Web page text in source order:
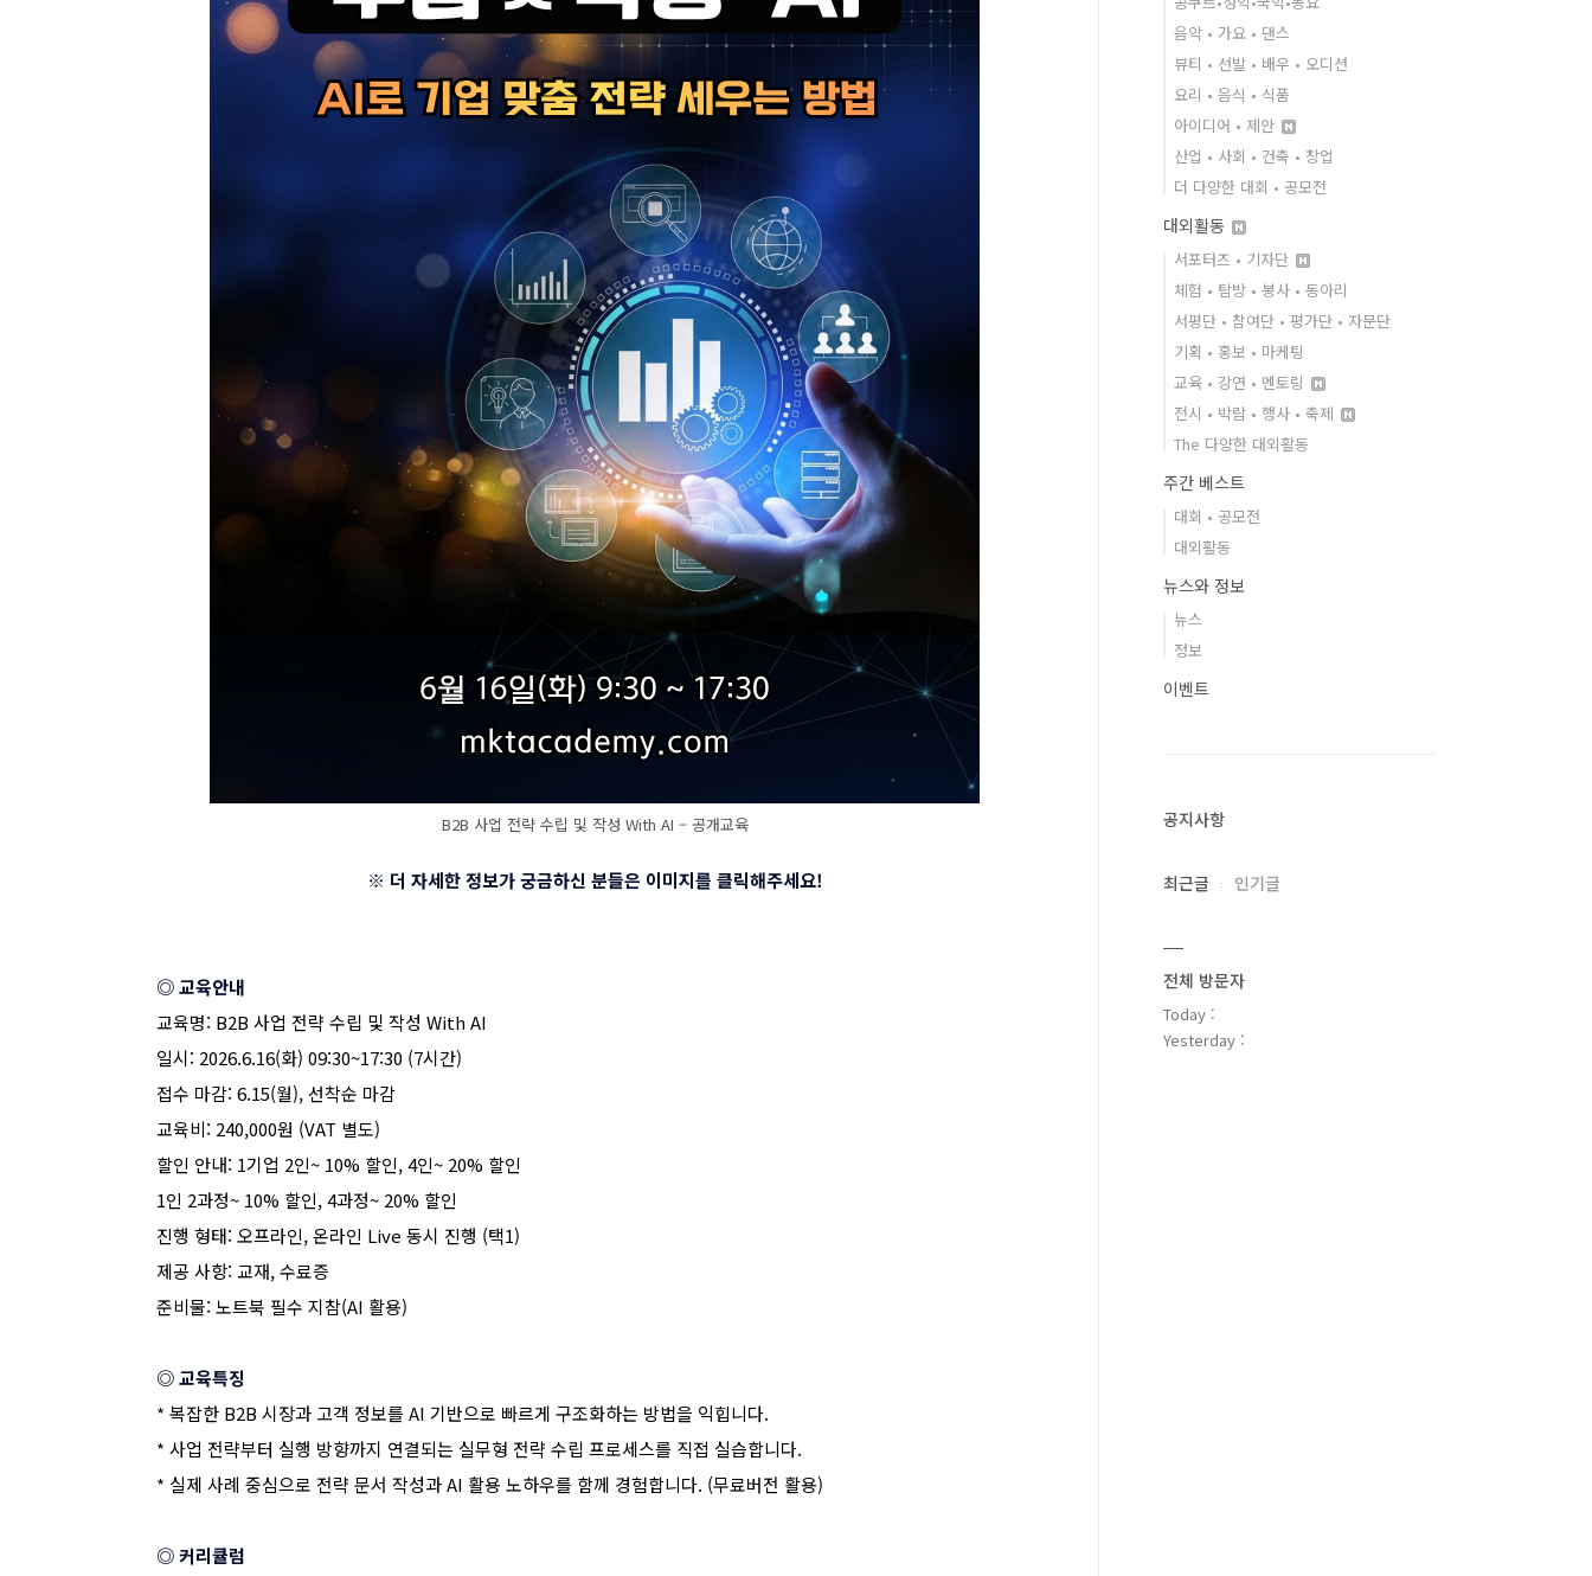
B2B 사업 전략 수립 및 작성 With AI – 공개교육
※ 더 자세한 정보가 궁금하신 분들은 이미지를 클릭해주세요!
◎ 교육안내
교육명: B2B 사업 전략 수립 및 작성 With AI
일시: 2026.6.16(화) 09:30~17:30 (7시간)
접수 마감: 6.15(월),선착순 마감
교육비: 240,000원 (VAT 별도)
할인 안내: 1기업 2인~ 10% 할인, 4인~ 20% 할인
1인 2과정~ 10% 할인, 4과정~ 20% 할인
진행 형태: 오프라인,온라인 Live 동시 진행 (택1)
제공 사항: 교재,수료증
준비물: 노트북 필수 지참(AI 활용)
◎ 교육특징
* 복잡한 B2B 시장과 고객 정보를 AI 기반으로 빠르게 구조화하는 방법을 익힙니다.
* 사업 전략부터 실행 방향까지 연결되는 실무형 전략 수립 프로세스를 직접 실습합니다.
* 실제 사례 중심으로 전략 문서 작성과AI 활용 노하우를 함께 경험합니다. (무료버전 활용)
◎ 커리큘럼
음악 • 가요 • 댄스
뷰티 • 선발 • 배우 • 오디션
요리 • 음식 • 식품
아이디어 • 제안
산업 • 사회 • 건축 • 창업
더 다양한 대회 • 공모전
대외활동
서포터즈 • 기자단
체험 • 탐방 • 봉사 • 동아리
서평단 • 참여단 • 평가단 • 자문단
기획 • 홍보 • 마케팅
교육 • 강연 • 멘토링
전시 • 박람 • 행사 • 축제
The 다양한 대외활동
주간 베스트
대회 • 공모전
대외활동
뉴스와 정보
뉴스
정보
이벤트
공지사항
최근글 인기글
전체 방문자
Today :
Yesterday :